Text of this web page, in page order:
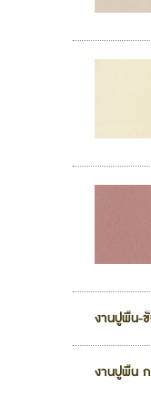
งานปูพื้น-
งานปูพื้น ก